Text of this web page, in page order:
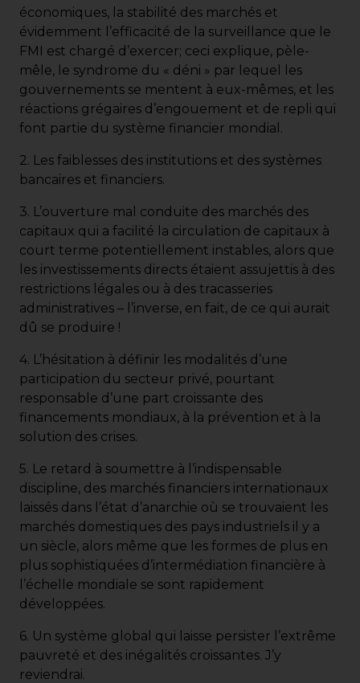
économiques, la stabilité des marchés et
évidemment l’efficacité de la surveillance que le
FMI est chargé d’exercer; ceci explique, pèle-
mêle, le syndrome du « déni » par lequel les
gouvernements se mentent à eux-mêmes, et les
réactions grégaires d’engouement et de repli qui
font partie du système financier mondial.
2. Les faiblesses des institutions et des systèmes
bancaires et financiers.
3. L’ouverture mal conduite des marchés des
capitaux qui a facilité la circulation de capitaux à
court terme potentiellement instables, alors que
les investissements directs étaient assujettis à des
restrictions légales ou à des tracasseries
administratives – l’inverse, en fait, de ce qui aurait
dû se produire !
4. L’hésitation à définir les modalités d’une
participation du secteur privé, pourtant
responsable d’une part croissante des
financements mondiaux, à la prévention et à la
solution des crises.
5. Le retard à soumettre à l’indispensable
discipline, des marchés financiers internationaux
laissés dans l’état d’anarchie où se trouvaient les
marchés domestiques des pays industriels il y a
un siècle, alors même que les formes de plus en
plus sophistiquées d’intermédiation financière à
l’échelle mondiale se sont rapidement
développées.
6. Un système global qui laisse persister l’extrême
pauvreté et des inégalités croissantes. J’y
reviendrai.